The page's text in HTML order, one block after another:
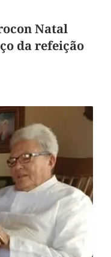
Natal
da refeição